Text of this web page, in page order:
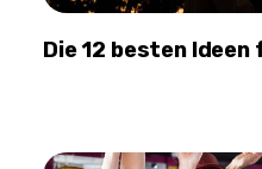
Die 12 besten